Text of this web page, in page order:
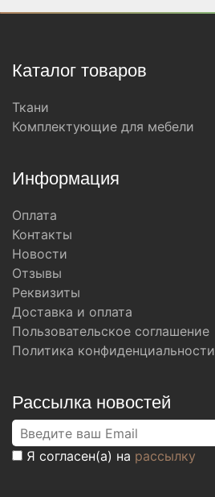
Каталог товаров
Ткани
Комплектующие для мебели
Информация
Оплата
Контакты
Новости
Отзывы
Реквизиты
Доставка и оплата
Пользовательское соглашение
Политика конфиденциальности
Рассылка новостей
Я согласен(а) на рассылку